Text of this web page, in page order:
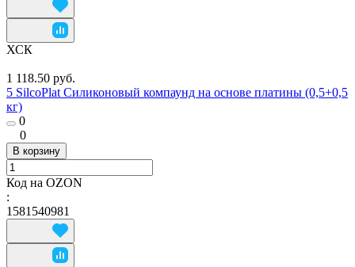
ХСК
1 118.50 руб.
5 SilcoPlat Силиконовый компаунд на основе платины (0,5+0,5
кг)
0
0
В корзину
Код на OZON
:
1581540981